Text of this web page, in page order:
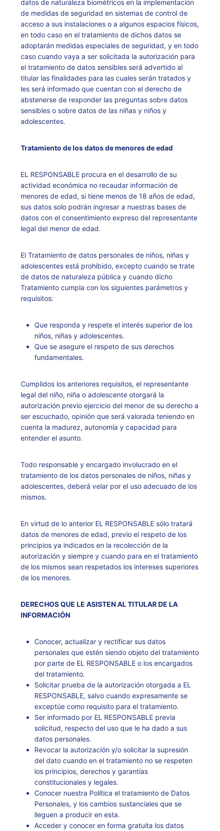
datos de naturaleza biométricos en la implementación
de medidas de seguridad en sistemas de control de
acceso a sus instalaciones o a algunos espacios físicos,
en todo caso en el tratamiento de dichos datos se
adoptarán medidas especiales de seguridad, y en todo
caso cuando vaya a ser solicitada la autorización para
el tratamiento de datos sensibles será advertido al
titular las finalidades para las cuales serán tratados y
les será informado que cuentan con el derecho de
abstenerse de responder las preguntas sobre datos
sensibles o sobre datos de las niñas y niños y
adolescentes.
Tratamiento de los datos de menores de edad
EL RESPONSABLE procura en el desarrollo de su
actividad económica no recaudar información de
menores de edad, si tiene menos de 18 años de edad,
sus datos solo podrán ingresar a nuestras bases de
datos con el consentimiento expreso del representante
legal del menor de edad.
El Tratamiento de datos personales de niños, niñas y
adolescentes está prohibido, excepto cuando se trate
de datos de naturaleza pública y cuando dicho
Tratamiento cumpla con los siguientes parámetros y
requisitos:
Que responda y respete el interés superior de los
niños, niñas y adolescentes.
Que se asegure el respeto de sus derechos
fundamentales.
Cumplidos los anteriores requisitos, el representante
legal del niño, niña o adolescente otorgará la
autorización previo ejercicio del menor de su derecho a
ser escuchado, opinión que será valorada teniendo en
cuenta la madurez, autonomía y capacidad para
entender el asunto.
Todo responsable y encargado involucrado en el
tratamiento de los datos personales de niños, niñas y
adolescentes, deberá velar por el uso adecuado de los
mismos.
En virtud de lo anterior EL RESPONSABLE sólo tratará
datos de menores de edad, previo el respeto de los
principios ya indicados en la recolección de la
autorización y siempre y cuando para en el tratamiento
de los mismos sean respetados los intereses superiores
de los menores.
DERECHOS QUE LE ASISTEN AL TITULAR DE LA
INFORMACIÓN
Conocer, actualizar y rectificar sus datos
personales que estén siendo objeto del tratamiento
por parte de EL RESPONSABLE o los encargados
del tratamiento.
Solicitar prueba de la autorización otorgada a EL
RESPONSABLE, salvo cuando expresamente se
exceptúe como requisito para el tratamiento.
Ser informado por EL RESPONSABLE previa
solicitud, respecto del uso que le ha dado a sus
datos personales.
Revocar la autorización y/o solicitar la supresión
del dato cuando en el tratamiento no se respeten
los principios, derechos y garantías
constitucionales y legales.
Conocer nuestra Política el tratamiento de Datos
Personales, y los cambios sustanciales que se
lleguen a producir en esta.
Acceder y conocer en forma gratuita los datos